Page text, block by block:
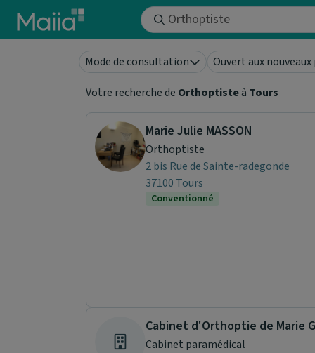
Aller au contenu principal
Mode de consultation Ouvert aux
Votre recherche de Orthoptisteà Tours
Marie Julie MASSON
Orthoptiste
2 bis Rue de Sainte-radegonde
37100 Tours
Conventionné
Cabinet d'Orthoptie de Marie
Cabinet paramédical